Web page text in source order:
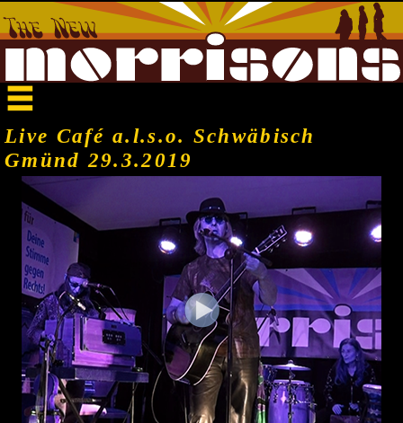
Live Café a.l.s.o. Schwäbisch
Gmünd 29.3.2019